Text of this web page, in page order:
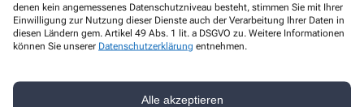
denen kein angemessenes Datenschutzniveau besteht, stimmen Sie mit Ihrer
Einwilligung zur Nutzung dieser Dienste auch der Verarbeitung Ihrer Daten in
diesen Ländern gem. Artikel 49 Abs. 1 lit. a DSGVO zu. Weitere Informationen
können Sie unserer Datenschutzerklärung entnehmen.
Alle akzeptieren
Kontakt